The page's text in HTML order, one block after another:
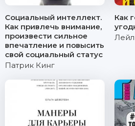
Социальный интеллект.
Как привлечь внимание,
произвести сильное
впечатление и повысить
свой социальный статус
Патрик Кинг
Как